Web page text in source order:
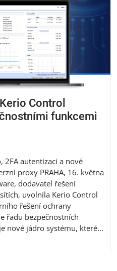
Control
funkcemi
2FA autentizaci a nové
proxy PRAHA, 16. května
dodavatel řešení
uvolnila Kerio Control
řešení ochrany
řadu bezpečnostních
nové jádro systému, které...